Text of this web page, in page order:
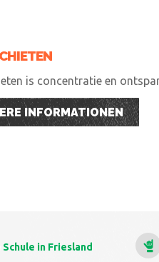
is concentratie en
INFORMATIONEN
Mehr als 13